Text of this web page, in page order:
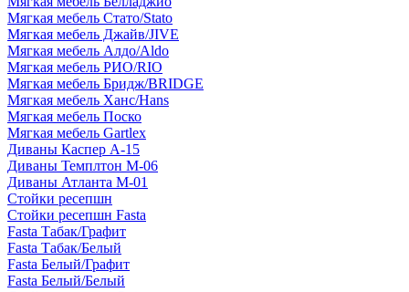
Мягкая мебель Стато/Stato
Мягкая мебель Джайв/JIVE
Мягкая мебель Алдо/Aldo
Мягкая мебель РИО/RIO
Мягкая мебель Бридж/BRIDGE
Мягкая мебель Ханс/Hans
Мягкая мебель Поско
Мягкая мебель Gartlex
Диваны Каспер А-15
Диваны Темплтон М-06
Диваны Атланта М-01
Стойки ресепшн
Стойки ресепшн Fasta
Fasta Табак/Графит
Fasta Табак/Белый
Fasta Белый/Графит
Fasta Белый/Белый